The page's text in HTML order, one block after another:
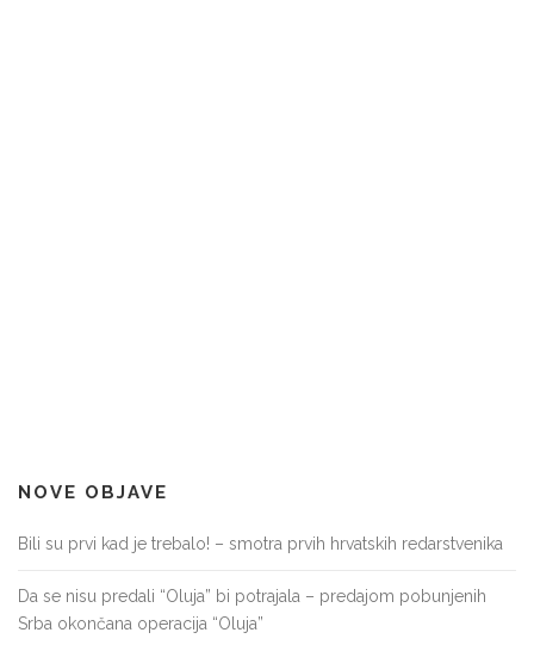
NOVE OBJAVE
Bili su prvi kad je trebalo! – smotra prvih hrvatskih redarstvenika
Da se nisu predali “Oluja” bi potrajala – predajom pobunjenih
Srba okončana operacija “Oluja”